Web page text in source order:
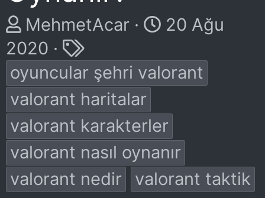
K
o
n
u
y
u
b
a
MehmetAcar
B
ş
a
n
g
ı
20 Ağu
2020
E
t
i
k
e
t
l
oyuncular şehri valorant
valorant haritalar
valorant karakterler
valorant nasıl oynanır
valorant nedir
valorant taktik